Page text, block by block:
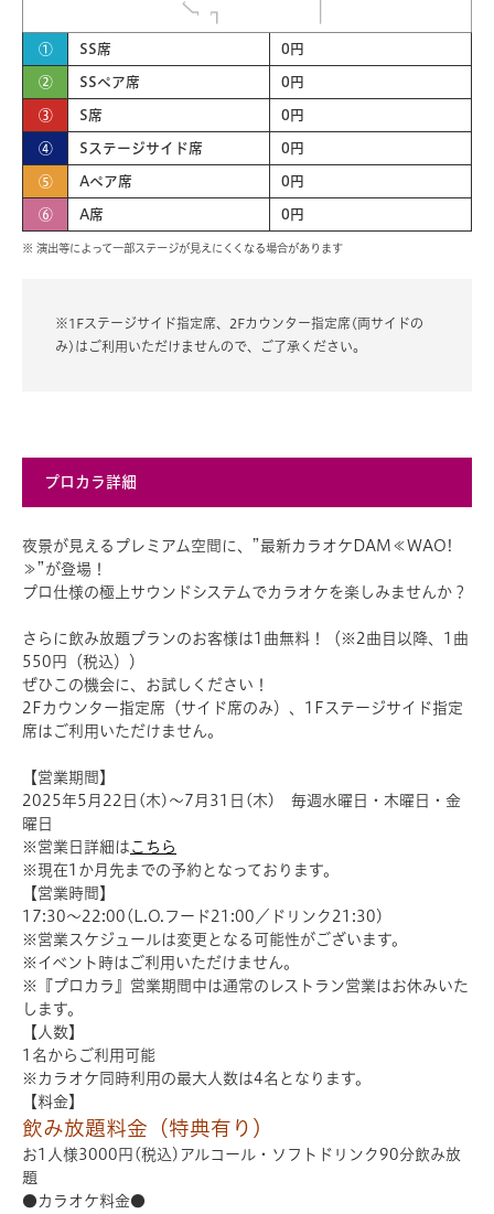
① SS席 0円
② SSペア席 0円
③ S席 0円
④ Sステージサイド席 0円
⑤ Aペア席 0円
⑥ A席 0円
※ 演出等によって一部ステージが見えにくくなる場合があります
※1Fステージサイド指定席、2Fカウンター指定席(両サイドの
み)はご利用いただけませんので、ご了承ください。
プロカラ詳細
夜景が見えるプレミアム空間に、”最新カラオケDAM≪WAO!
≫”が登場！
プロ仕様の極上サウンドシステムでカラオケを楽しみませんか？
さらに飲み放題プランのお客様は1曲無料！（※2曲目以降、1曲
550円（税込））
ぜひこの機会に、お試しください！
2Fカウンター指定席（サイド席のみ）、1Fステージサイド指定
席はご利用いただけません。
【営業期間】
2025年5月22日(木)～7月31日(木) 毎週水曜日・木曜日・金
曜日
※営業日詳細は こちら
※現在1か月先までの予約となっております。
【営業時間】
17:30～22:00(L.O.フード21:00／ドリンク21:30)
※営業スケジュールは変更となる可能性がございます。
※イベント時はご利用いただけません。
※『プロカラ』営業期間中は通常のレストラン営業はお休みいた
します。
【人数】
1名からご利用可能
※カラオケ同時利用の最大人数は4名となります。
【料金】
飲み放題料金（特典有り）
お1人様3000円(税込)アルコール・ソフトドリンク90分飲み放
題
●カラオケ料金●